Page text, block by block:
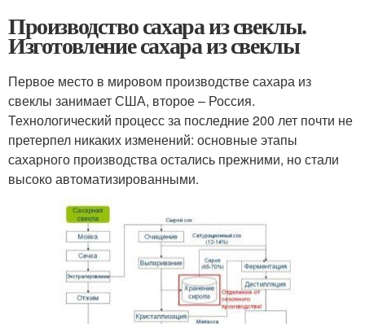
Производство сахара из свеклы.
Изготовление сахара из свеклы
Первое место в мировом производстве сахара из
свеклы занимает США, второе – Россия.
Технологический процесс за последние 200 лет почти не
претерпел никаких изменений: основные этапы
сахарного производства остались прежними, но стали
высоко автоматизированными.